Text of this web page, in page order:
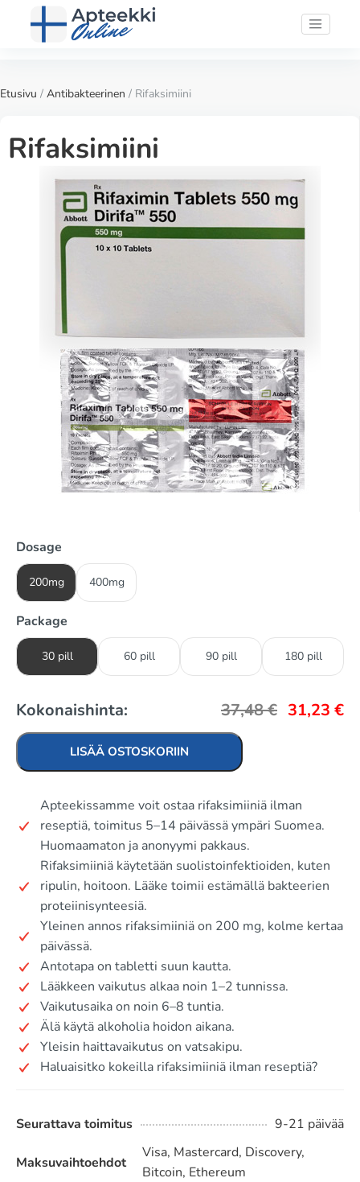
Etusivu / Antibakteerinen / Rifaksimiini
Rifaksimiini
Dosage
200mg 400mg
Package
30 pill 60 pill 90 pill 180 pill
Kokonaishinta: 37,48€ 31,23 €
LISÄÄ OSTOSKORIIN
Apteekissamme voit ostaa rifaksimiiniä ilman
reseptiä, toimitus 5–14 päivässä ympäri Suomea.
Huomaamaton ja anonyymi pakkaus.
Rifaksimiiniä käytetään suolistoinfektioiden, kuten
ripulin, hoitoon. Lääke toimii estämällä bakteerien
proteiinisynteesiä.
Yleinen annos rifaksimiiniä on 200 mg, kolme kertaa
päivässä.
Antotapa on tabletti suun kautta.
Lääkkeen vaikutus alkaa noin 1–2 tunnissa.
Vaikutusaika on noin 6–8 tuntia.
Älä käytä alkoholia hoidon aikana.
Yleisin haittavaikutus on vatsakipu.
Haluaisitko kokeilla rifaksimiiniä ilman reseptiä?
Seurattava toimitus 9-21 päivää
Maksuvaihtoehdot
Visa, Mastercard, Discovery,
Bitcoin, Ethereum